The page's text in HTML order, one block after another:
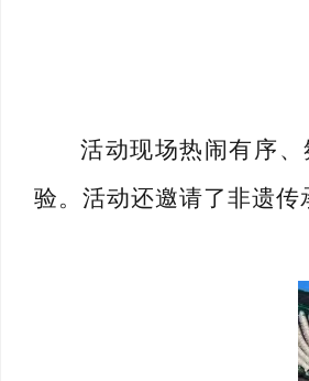
活动现场热闹有序
验。活动还邀请了非遗